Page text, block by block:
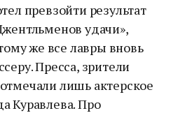
превзойти результат
удачи»,
же все лавры вновь
Пресса, зрители
лишь актерское
Куравлева. Про